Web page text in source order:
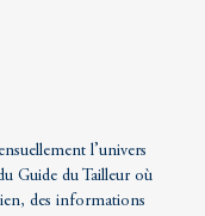
l’univers
Guide du Tailleur où
des informations